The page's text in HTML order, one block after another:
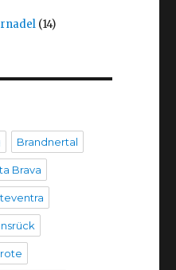
(14)
Brandnertal
Brava